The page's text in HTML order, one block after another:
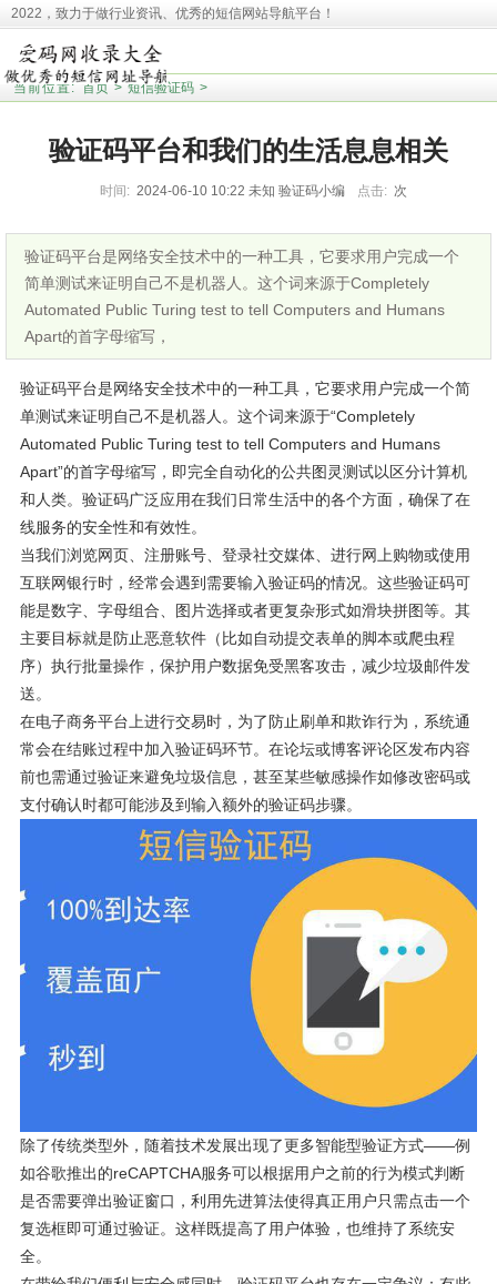
2022，致力于做行业资讯、优秀的短信网站导航平台！
本站收录相关网址皆来源于网络，欢迎广大用户反馈问题网站，本站将第一时间清
理！并且提醒大家！
当前位置:
首页 > 短信验证码 >
验证码平台和我们的生活息息相关
时间: 2024-06-10 10:22 未知 验证码小编 点击: 次
验证码平台是网络安全技术中的一种工具，它要求用户完成一个
简单测试来证明自己不是机器人。这个词来源于Completely
Automated Public Turing test to tell Computers and Humans
Apart的首字母缩写，
验证码平台是网络安全技术中的一种工具，它要求用户完成一个简
单测试来证明自己不是机器人。这个词来源于“Completely
Automated Public Turing test to tell Computers and Humans
Apart”的首字母缩写，即完全自动化的公共图灵测试以区分计算机
和人类。验证码广泛应用在我们日常生活中的各个方面，确保了在
线服务的安全性和有效性。
当我们浏览网页、注册账号、登录社交媒体、进行网上购物或使用
互联网银行时，经常会遇到需要输入验证码的情况。这些验证码可
能是数字、字母组合、图片选择或者更复杂形式如滑块拼图等。其
主要目标就是防止恶意软件（比如自动提交表单的脚本或爬虫程
序）执行批量操作，保护用户数据免受黑客攻击，减少垃圾邮件发
送。
在电子商务平台上进行交易时，为了防止刷单和欺诈行为，系统通
常会在结账过程中加入验证码环节。在论坛或博客评论区发布内容
前也需通过验证来避免垃圾信息，甚至某些敏感操作如修改密码或
支付确认时都可能涉及到输入额外的验证码步骤。
除了传统类型外，随着技术发展出现了更多智能型验证方式——例
如谷歌推出的reCAPTCHA服务可以根据用户之前的行为模式判断
是否需要弹出验证窗口，利用先进算法使得真正用户只需点击一个
复选框即可通过验证。这样既提高了用户体验，也维持了系统安
全。